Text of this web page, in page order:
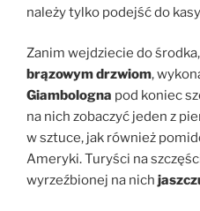
należy tylko podejść do
Zanim wejdziecie do
brązowym drzwiom,
Giambologna pod koniec
na nich zobaczyć jeden z
w sztuce, jak również
Ameryki. Turyści na
wyrzeźbionej na nich